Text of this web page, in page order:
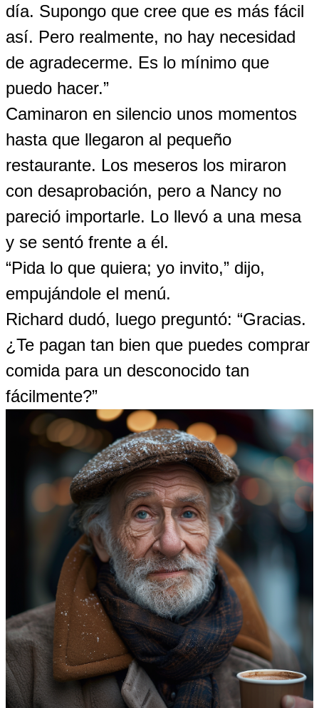
día. Supongo que cree que es más fácil
así. Pero realmente, no hay necesidad
de agradecerme. Es lo mínimo que
puedo hacer.”
Caminaron en silencio unos momentos
hasta que llegaron al pequeño
restaurante. Los meseros los miraron
con desaprobación, pero a Nancy no
pareció importarle. Lo llevó a una mesa
y se sentó frente a él.
“Pida lo que quiera; yo invito,” dijo,
empujándole el menú.
Richard dudó, luego preguntó: “Gracias.
¿Te pagan tan bien que puedes comprar
comida para un desconocido tan
fácilmente?”